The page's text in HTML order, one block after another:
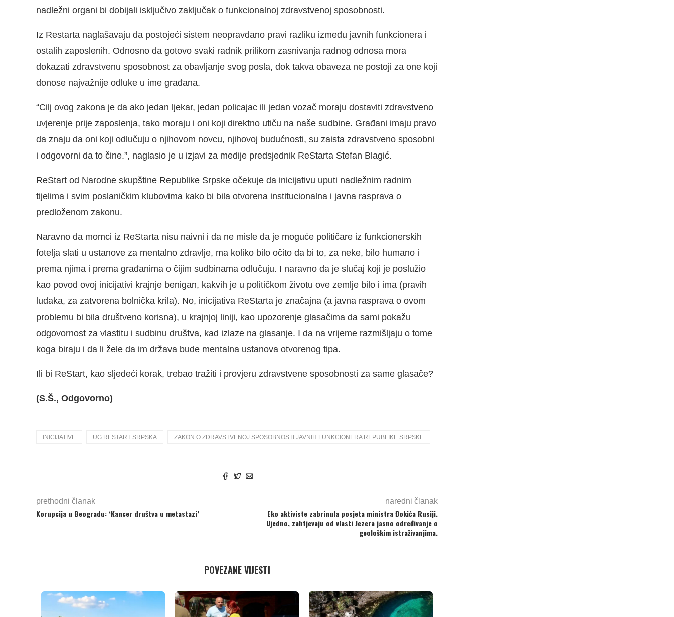
nadležni organi bi dobijali isključivo zaključak o funkcionalnoj zdravstvenoj sposobnosti.
Iz Restarta naglašavaju da postojeći sistem neopravdano pravi razliku između javnih funkcionera i
ostalih zaposlenih. Odnosno da gotovo svaki radnik prilikom zasnivanja radnog odnosa mora
dokazati zdravstvenu sposobnost za obavljanje svog posla, dok takva obaveza ne postoji za one koji
donose najvažnije odluke u ime građana.
“Cilj ovog zakona je da ako jedan ljekar, jedan policajac ili jedan vozač moraju dostaviti zdravstveno
uvjerenje prije zaposlenja, tako moraju i oni koji direktno utiču na naše sudbine. Građani imaju pravo
da znaju da oni koji odlučuju o njihovom novcu, njihovoj budućnosti, su zaista zdravstveno sposobni
i odgovorni da to čine.”, naglasio je u izjavi za medije predsjednik ReStarta Stefan Blagić.
ReStart od Narodne skupštine Republike Srpske očekuje da inicijativu uputi nadležnim radnim
tijelima i svim poslaničkim klubovima kako bi bila otvorena institucionalna i javna rasprava o
predloženom zakonu.
Naravno da momci iz ReStarta nisu naivni i da ne misle da je moguće političare iz funkcionerskih
fotelja slati u ustanove za mentalno zdravlje, ma koliko bilo očito da bi to, za neke, bilo humano i
prema njima i prema građanima o čijim sudbinama odlučuju. I naravno da je slučaj koji je poslužio
kao povod ovoj inicijativi krajnje benigan, kakvih je u političkom životu ove zemlje bilo i ima (pravih
ludaka, za zatvorena bolnička krila). No, inicijativa ReStarta je značajna (a javna rasprava o ovom
problemu bi bila društveno korisna), u krajnjoj liniji, kao upozorenje glasačima da sami pokažu
odgovornost za vlastitu i sudbinu društva, kad izlaze na glasanje. I da na vrijeme razmišljaju o tome
koga biraju i da li žele da im država bude mentalna ustanova otvorenog tipa.
Ili bi ReStart, kao sljedeći korak, trebao tražiti i provjeru zdravstvene sposobnosti za same glasače?
(S.Š., Odgovorno)
INICIJATIVE UG RESTART SRPSKA ZAKON O ZDRAVSTVENOJ SPOSOBNOSTI JAVNIH FUNKCIONERA REPUBLIKE SRPSKE
prethodni članak
Korupcija u Beogradu: ‘Kancer društva u metastazi’
naredni članak
Eko aktiviste zabrinula posjeta ministra Đokića Rusiji.
Ujedno, zahtjevaju od vlasti Jezera jasno određivanje o
geološkim istraživanjima.
POVEZANE VIJESTI